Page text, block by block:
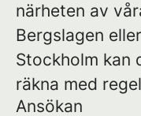
närheten av
Bergslagen
Stockholm kan
räkna med
Ansökan